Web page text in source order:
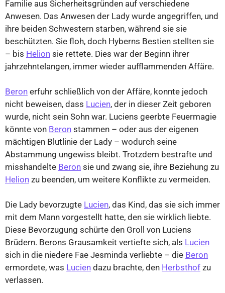
Familie aus Sicherheitsgründen auf verschiedene
Anwesen. Das Anwesen der Lady wurde angegriffen, und
ihre beiden Schwestern starben, während sie sie
beschützten. Sie floh, doch Hyberns Bestien stellten sie
– bis Helion sie rettete. Dies war der Beginn ihrer
jahrzehntelangen, immer wieder aufflammenden Affäre.
Beron erfuhr schließlich von der Affäre, konnte jedoch
nicht beweisen, dass Lucien, der in dieser Zeit geboren
wurde, nicht sein Sohn war. Luciens geerbte Feuermagie
könnte von Beron stammen – oder aus der eigenen
mächtigen Blutlinie der Lady – wodurch seine
Abstammung ungewiss bleibt. Trotzdem bestrafte und
misshandelte Beron sie und zwang sie, ihre Beziehung zu
Helion zu beenden, um weitere Konflikte zu vermeiden.
Die Lady bevorzugte Lucien, das Kind, das sie sich immer
mit dem Mann vorgestellt hatte, den sie wirklich liebte.
Diese Bevorzugung schürte den Groll von Luciens
Brüdern. Berons Grausamkeit vertiefte sich, als Lucien
sich in die niedere Fae Jesminda verliebte – die Beron
ermordete, was Lucien dazu brachte, den Herbsthof zu
verlassen.